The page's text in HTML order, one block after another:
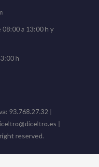
08:00 a 13:00 h y
h
93.768.27.32 |
|
reserved.